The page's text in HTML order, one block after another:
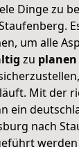
Dinge zu
um alle
zu planen
Mit der
ein
nach